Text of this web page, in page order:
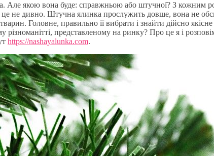
Але якою вона буде: справжньою або штучної? З кожним
це не дивно. Штучна ялинка прослужить довше, вона не
Головне, правильно її вибрати і знайти дійсно
різноманітті, представленому на ринку? Про це я і
https://nashayalunka.com.